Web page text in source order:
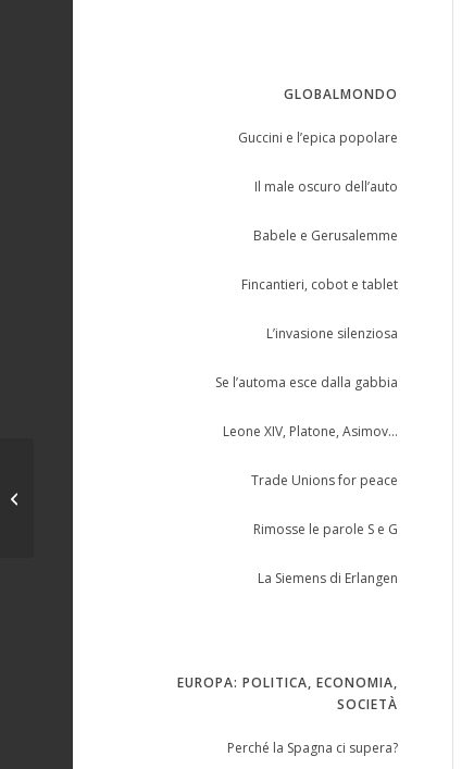
GLOBALMONDO
Guccini e l’epica popolare
Il male oscuro dell’auto
Babele e Gerusalemme
Fincantieri, cobot e tablet
L’invasione silenziosa
Se l’automa esce dalla gabbia
Leone XIV, Platone, Asimov…
Trade Unions for peace
Rimosse le parole S e G
La Siemens di Erlangen
EUROPA: POLITICA, ECONOMIA,
SOCIETÀ
Perché la Spagna ci supera?